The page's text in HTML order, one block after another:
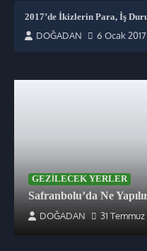
2017’de İkizlerin Para, İş
DOĞADAN 6 Ocak 2017
GEZILECEK YERLER
Safranbolu’da Ne
DOĞADAN 31 Temmuz